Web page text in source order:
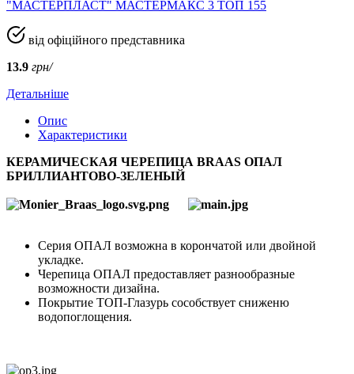
"МАСТЕРПЛАСТ" МАСТЕРМАКС 3 ТОП 155
від офіційного представника
13.9 грн/
Детальніше
Опис
Характеристики
КЕРАМИЧЕСКАЯ ЧЕРЕПИЦА BRAAS ОПАЛ
БРИЛЛИАНТОВО-ЗЕЛЕНЫЙ
Серия ОПАЛ возможна в корончатой или двойной
укладке.
Черепица ОПАЛ предоставляет разнообразные
возможности дизайна.
Покрытие ТОП-Глазурь сособствует сниженю
водопоглощения.